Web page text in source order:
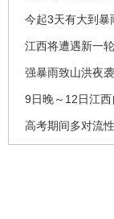
今起3天有大到
江西将遭遇新一
强暴雨致山洪夜
9日晚～12日江
高考期间多对流